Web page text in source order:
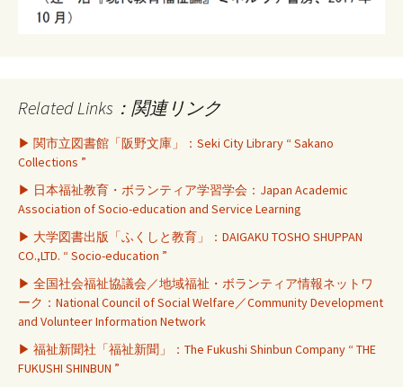
Related Links：関連リンク
▶ 関市立図書館「阪野文庫」：Seki City Library “ Sakano
Collections ”
▶ 日本福祉教育・ボランティア学習学会：Japan Academic
Association of Socio-education and Service Learning
▶ 大学図書出版「ふくしと教育」：DAIGAKU TOSHO SHUPPAN
CO.,LTD. “ Socio-education ”
▶ 全国社会福祉協議会／地域福祉・ボランティア情報ネットワ
ーク：National Council of Social Welfare／Community Development
and Volunteer Information Network
▶ 福祉新聞社「福祉新聞」：The Fukushi Shinbun Company “ THE
FUKUSHI SHINBUN ”